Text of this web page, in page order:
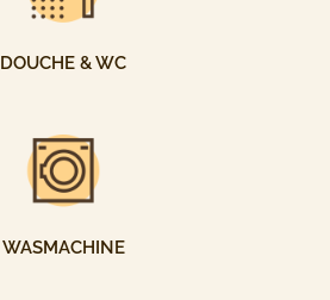
DOUCHE & WC
WASMACHINE